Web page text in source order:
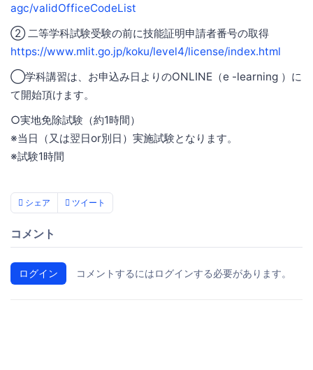
agc/validOfficeCodeList
② 二等学科試験受験の前に技能証明申請者番号の取得
https://www.mlit.go.jp/koku/level4/license/index.html
◯学科講習は、お申込み日よりのONLINE（e -learning ）に
て開始頂けます。
○実地免除試験（約1時間）
※当日（又は翌日or別日）実施試験となります。
※試験1時間
シェア ツイート
コメント
ログイン コメントするにはログインする必要があります。